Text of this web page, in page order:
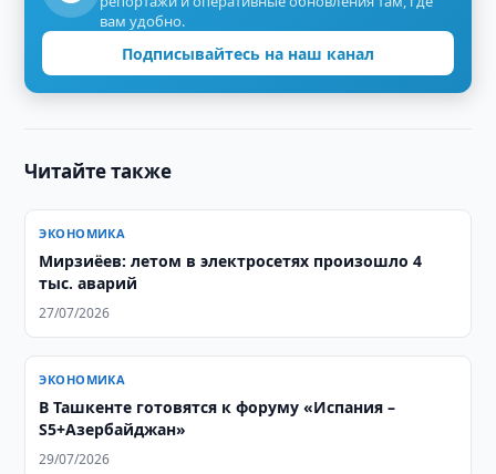
вам удобно.
Подписывайтесь на наш канал
Читайте также
ЭКОНОМИКА
Мирзиёев: летом в электросетях произошло 4
тыс. аварий
27/07/2026
ЭКОНОМИКА
В Ташкенте готовятся к форуму «Испания –
S5+Азербайджан»
29/07/2026